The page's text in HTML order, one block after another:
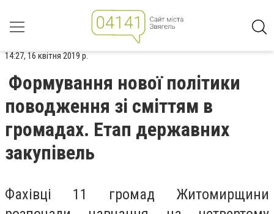
14:27, 16 квітня 2019 р.
Формування нової політики
поводження зі сміттям в
громадах. Етап державних
закупівель
Фахівці 11 громад Житомирщини